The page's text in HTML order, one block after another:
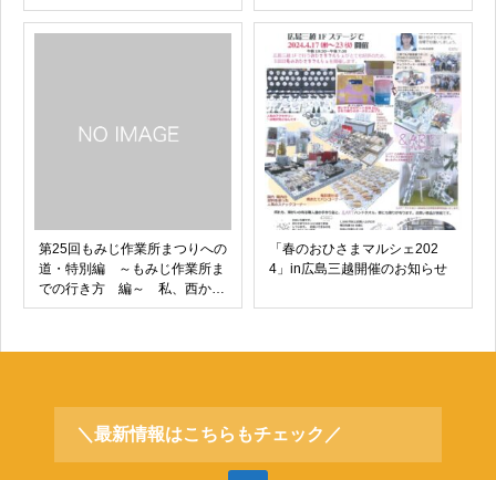
第25回もみじ作業所まつりへの
道・特別編 ～もみじ作業所ま
での行き方 編～ 私、西から
東へ向かうわ…の場合。
「春のおひさまマルシェ202
4」in広島三越開催のお知らせ
＼最新情報はこちらもチェック／